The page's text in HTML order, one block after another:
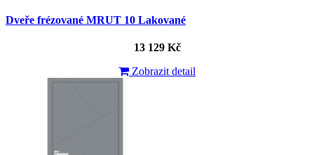
Dveře frézované MRUT 10 Lakované
13 129 Kč
Zobrazit detail